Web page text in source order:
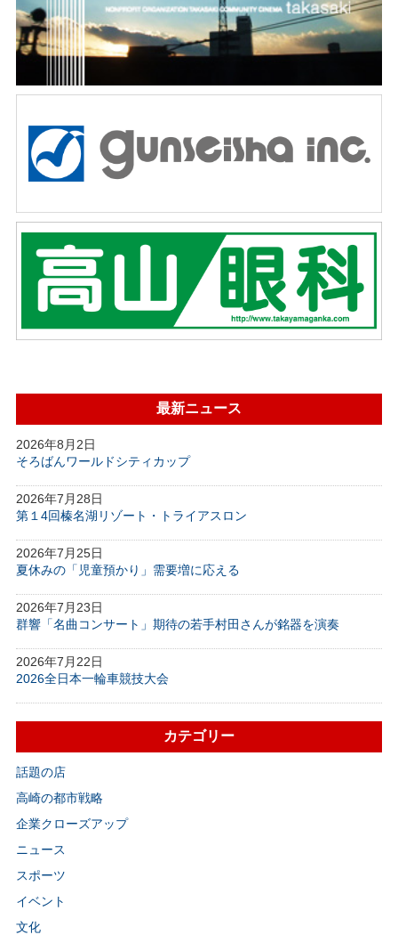
最新ニュース
2026年8月2日
そろばんワールドシティカップ
2026年7月28日
第１4回榛名湖リゾート・トライアスロン
2026年7月25日
夏休みの「児童預かり」需要増に応える
2026年7月23日
群響「名曲コンサート」期待の若手村田さんが銘器を演奏
2026年7月22日
2026全日本一輪車競技大会
カテゴリー
話題の店
高崎の都市戦略
企業クローズアップ
ニュース
スポーツ
イベント
文化